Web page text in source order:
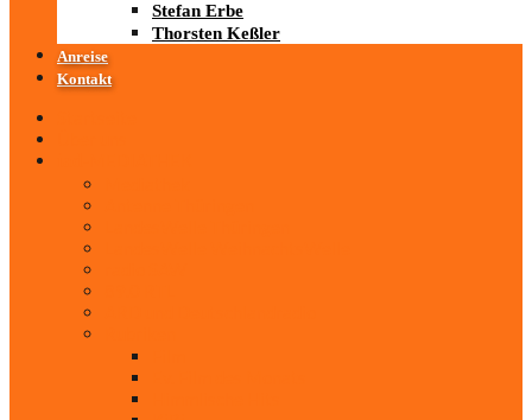
Stefan Erbe
Thorsten Keßler
Anreise
Kontakt